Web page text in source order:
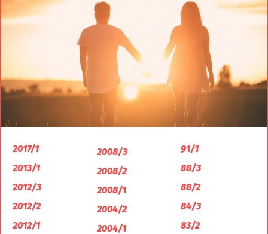
2017/1
2013/1
2012/3
2012/2
2012/1
2008/3
2008/2
2008/1
2004/2
2004/1
91/1
88/3
88/2
84/3
83/2